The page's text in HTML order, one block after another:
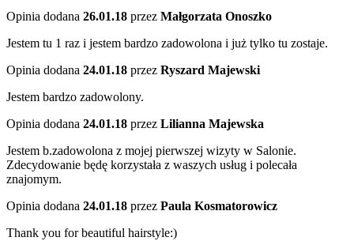
Opinia dodana 26.01.18 przez Małgorzata Onoszko
Jestem tu 1 raz i jestem bardzo zadowolona i już tylko tu zostaje.
Opinia dodana 24.01.18 przez Ryszard Majewski
Jestem bardzo zadowolony.
Opinia dodana 24.01.18 przez Lilianna Majewska
Jestem b.zadowolona z mojej pierwszej wizyty w Salonie.
Zdecydowanie będę korzystała z waszych usług i polecała
znajomym.
Opinia dodana 24.01.18 przez Paula Kosmatorowicz
Thank you for beautiful hairstyle:)